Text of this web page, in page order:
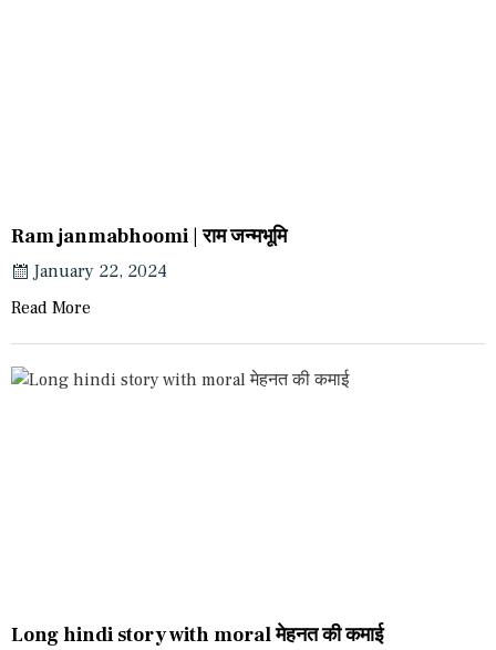
Ram janmabhoomi | राम जन्मभूमि
January 22, 2024
Read More
Long hindi story with moral मेहनत की कमाई